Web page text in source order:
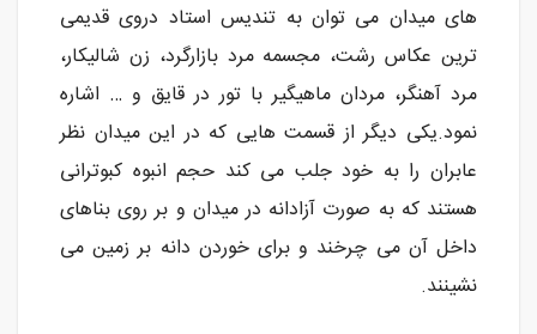
های میدان می توان به تندیس استاد دروی قدیمی
ترین عکاس رشت، مجسمه مرد بازارگرد، زن شالیکار،
مرد آهنگر، مردان ماهیگیر با تور در قایق و … اشاره
نمود.یکی دیگر از قسمت هایی که در این میدان نظر
عابران را به خود جلب می کند حجم انبوه کبوترانی
هستند که به صورت آزادانه در میدان و بر روی بناهای
داخل آن می چرخند و برای خوردن دانه بر زمین می
نشینند.